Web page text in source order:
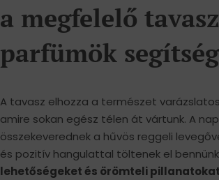
a megfelelő
parfümök
A tavasz elhozza a természet
amire sokan egész télen át vártunk. A
összekeverednek a hűvös reggeli
és pozitív hangulattal töltenek el
lehetőségeket és örömteli